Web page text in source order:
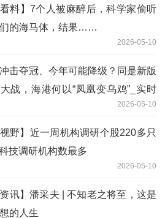
看料】7个人被麻醉后，科学家偷听
的海马体，结果……
2026-05-10
击夺冠、今年可能降级？同是新版
战，海港何以“凤凰变乌鸡”_实时
2026-05-10
视野】近一周机构调研个股220多只
技调研机构数最多
2026-05-10
资讯】潘采夫 | 不知老之将至，这是
的人生